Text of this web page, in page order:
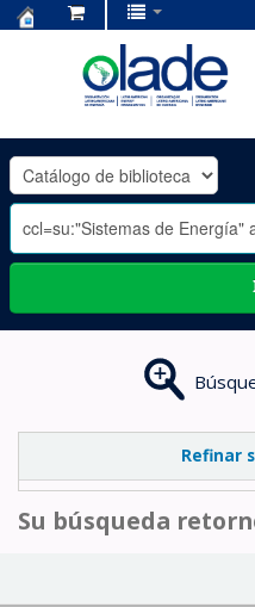
OLADE
-
Refinar
Su búsqueda